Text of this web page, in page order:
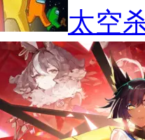
太空